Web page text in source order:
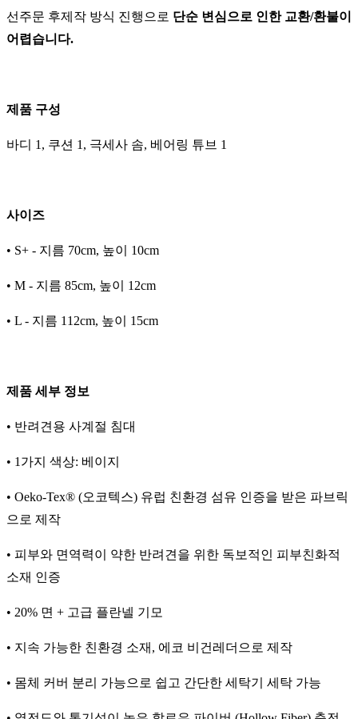
선주문 후제작 방식 진행으로 단순 변심으로 인한 교환/환불이
어렵습니다.
제품 구성
바디 1, 쿠션 1, 극세사 솜, 베어링 튜브 1
사이즈
• S+ - 지름 70cm, 높이 10cm
• M - 지름 85cm, 높이 12cm
• L - 지름 112cm, 높이 15cm
제품 세부 정보
• 반려견용 사계절 침대
• 1가지 색상: 베이지
• Oeko-Tex® (오코텍스) 유럽 친환경 섬유 인증을 받은 파브릭
으로 제작
• 피부와 면역력이 약한 반려견을 위한 독보적인 피부친화적
소재 인증
• 20% 면 + 고급 플란넬 기모
• 지속 가능한 친환경 소재, 에코 비건레더으로 제작
• 몸체 커버 분리 가능으로 쉽고 간단한 세탁기 세탁 가능